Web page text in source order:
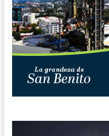
en
Colombia